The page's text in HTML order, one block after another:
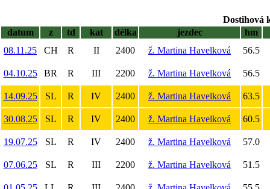
Dostihová
datum
z td kat délka jezdec
hm
08.11.25
CH R II 2400 ž. Martina Havelková 56.5
04.10.25 BR R III 2200 ž. Martina Havelková 56.5
14.09.25 SL R IV 2400 ž. Martina Havelková 63.5
30.08.25 SL R IV 2400 ž. Martina Havelková 60.5
19.07.25 SL R IV 2400 ž. Martina Havelková 57.0
07.06.25 SL R III 2200 ž. Martina Havelková 51.5